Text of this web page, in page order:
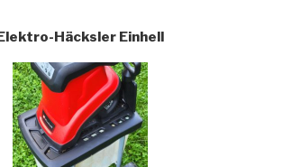
Häcksler Einhell